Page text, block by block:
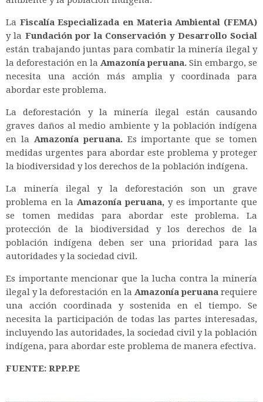
La Fiscalía Especializada en Materia Ambiental (FEMA)
y la Fundación por la Conservación y Desarrollo Social
están trabajando juntas para combatir la minería ilegal y
la deforestación en la Amazonía peruana. Sin embargo, se
necesita una acción más amplia y coordinada para
abordar este problema.
La deforestación y la minería ilegal están causando
graves daños al medio ambiente y la población indígena
en la Amazonía peruana.Es importante que se tomen
medidas urgentes para abordar este problema y proteger
la biodiversidad y los derechos de la población indígena.
La minería ilegal y la deforestación son un grave
problema en la Amazonía peruana, y es importante que
se tomen medidas para abordar este problema. La
protección de la biodiversidad y los derechos de la
población indígena deben ser una prioridad para las
autoridades y la sociedad civil.
Es importante mencionar que la lucha contra la minería
ilegal y la deforestación en la Amazonía peruanarequiere
una acción coordinada y sostenida en el tiempo. Se
necesita la participación de todas las partes interesadas,
incluyendo las autoridades, la sociedad civil y la población
indígena, para abordar este problema de manera efectiva.
FUENTE: RPP.PE